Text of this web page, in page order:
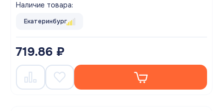
Наличие товара:
Екатеринбург
719.86 ₽